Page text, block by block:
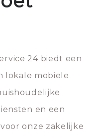
24 biedt een
lokale mobiele
en een
onze zakelijke